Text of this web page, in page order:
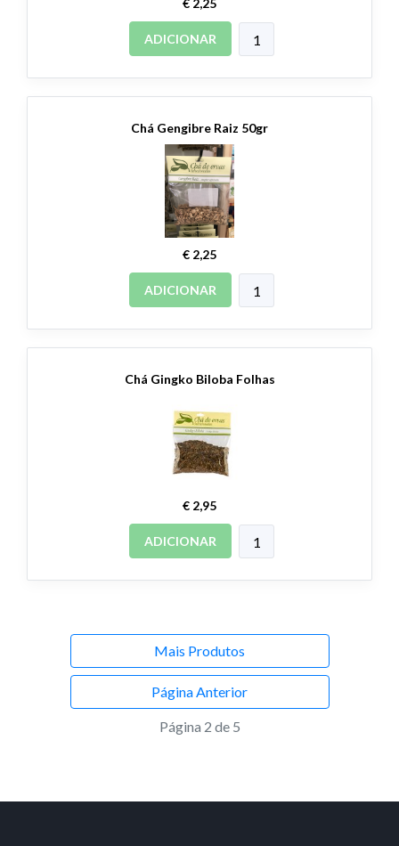
€ 2,25
ADICIONAR
Chá Gengibre Raiz 50gr
€ 2,25
ADICIONAR
Chá Gingko Biloba Folhas
€ 2,95
ADICIONAR
Mais Produtos
Página Anterior
Página 2 de 5